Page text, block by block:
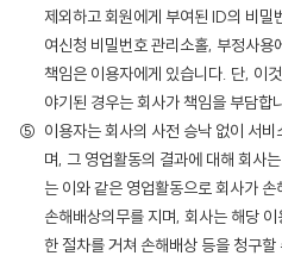
제외하고 회원에게 부여된 ID의 비
여신청 비밀번호 관리소홀, 부정사
책임은 이용자에게 있습니다. 단, 이
야기된 경우는 회사가 책임을 부담합
이용자는 회사의 사전 승낙 없이 서
며, 그 영업활동의 결과에 대해 회사
는 이와 같은 영업활동으로 회사가
손해배상의무를 지며, 회사는 해당
한 절차를 거쳐 손해배상 등을 청구할